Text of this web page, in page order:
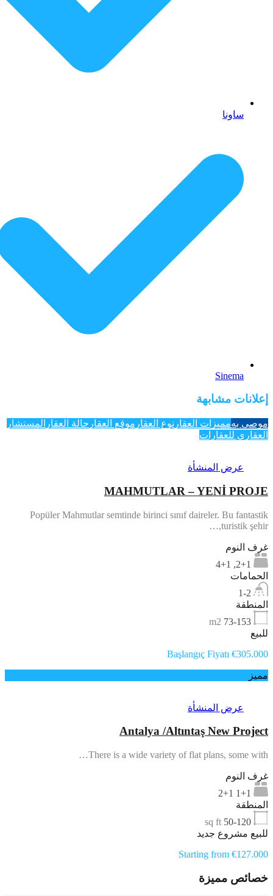
ساونا
Sinema
إعلانات مشابهة
موصى بهمميزات العقار نوع العقار موقع العقار حالة العقار المستشار
العقاري للعقارات
عرض المنشأة
MAHMUTLAR – YENİ PROJE
Popüler Mahmutlar semtinde birinci sınıf daireler. Bu fantastik
turistik şehir,…
غرف النوم
2+1, 4+1
الحمامات
1-2
المنطقة
73-153
m2
للبيع
Başlangıç Fiyatı €305.000
مميز
عرض المنشأة
Antalya /Altıntaş New Project
There is a wide variety of flat plans, some with…
غرف النوم
1+1 2+1
المنطقة
50-120
sq ft
للبيع مشروع جديد
Starting from €127.000
خصائص مميزة